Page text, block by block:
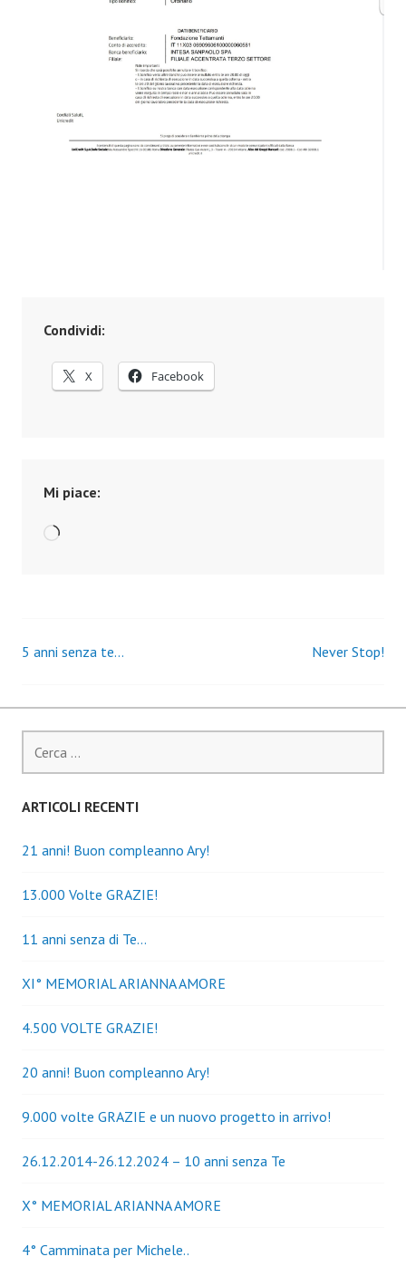
Condividi:
X Facebook
Mi piace:
Caricamento
Navigazione
articoli
5 anni senza te… Never Stop!
per:
ARTICOLI RECENTI
21 anni! Buon compleanno Ary!
13.000 Volte GRAZIE!
11 anni senza di Te…
XI° MEMORIAL ARIANNA AMORE
4.500 VOLTE GRAZIE!
20 anni! Buon compleanno Ary!
9.000 volte GRAZIE e un nuovo progetto in arrivo!
26.12.2014-26.12.2024 – 10 anni senza Te
X° MEMORIAL ARIANNA AMORE
4° Camminata per Michele..